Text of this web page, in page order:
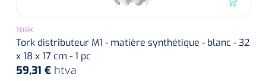
TORK
Tork distributeur M1 - matière synthétique - blanc - 32
x 18 x 17 cm - 1 pc
59,31 € htva